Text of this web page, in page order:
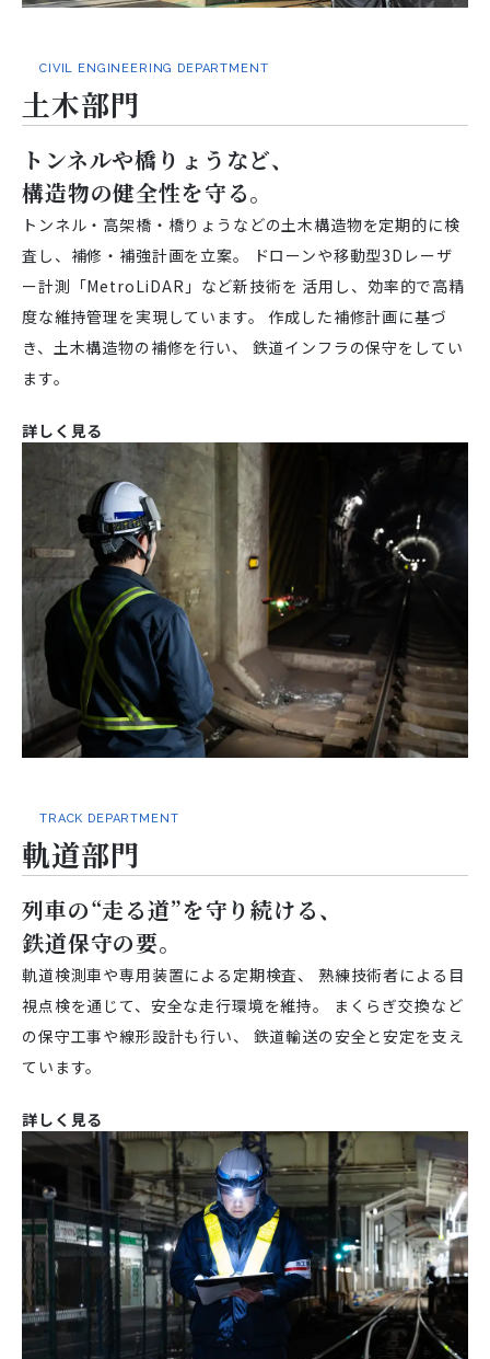
CIVIL ENGINEERING DEPARTMENT
土木部門
トンネルや橋りょうなど、
構造物の健全性を守る。
トンネル・高架橋・橋りょうなどの土木構造物を定期的に検
査し、補修・補強計画を立案。
ドローンや移動型3Dレーザ
ー計測「MetroLiDAR」など新技術を 活用し、効率的で高精
度な維持管理を実現しています。
作成した補修計画に基づ
き、土木構造物の補修を行い、
鉄道インフラの保守をしてい
ます。
詳しく見る
TRACK DEPARTMENT
軌道部門
列車の“走る道”を守り続ける、
鉄道保守の要。
軌道検測車や専用装置による定期検査、
熟練技術者による目
視点検を通じて、安全な走行環境を維持。
まくらぎ交換など
の保守工事や線形設計も行い、
鉄道輸送の安全と安定を支え
ています。
詳しく見る